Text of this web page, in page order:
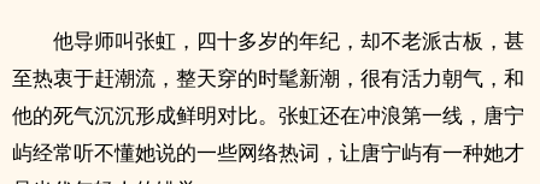
他导师叫张虹，四十多岁的年纪，却不老派古板，甚
至热衷于赶潮流，整天穿的时髦新潮，很有活力朝气，和
他的死气沉沉形成鲜明对比。张虹还在冲浪第一线，唐宁
屿经常听不懂她说的一些网络热词，让唐宁屿有一种她才